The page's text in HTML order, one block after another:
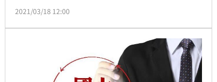
市、縣(市)國土計畫公告實施後4年內，依中央主管機
2021/03/18 12:00